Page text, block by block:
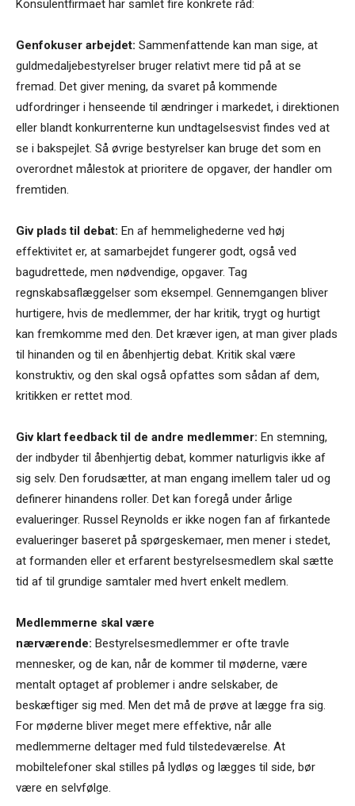
Konsulentfirmaet har samlet fire konkrete råd:
Genfokuser arbejdet: Sammenfattende kan man sige, at
guldmedaljebestyrelser bruger relativt mere tid på at se
fremad. Det giver mening, da svaret på kommende
udfordringer i henseende til ændringer i markedet, i direktionen
eller blandt konkurrenterne kun undtagelsesvist findes ved at
se i bakspejlet. Så øvrige bestyrelser kan bruge det som en
overordnet målestok at prioritere de opgaver, der handler om
fremtiden.
Giv plads til debat: En af hemmelighederne ved høj
effektivitet er, at samarbejdet fungerer godt, også ved
bagudrettede, men nødvendige, opgaver. Tag
regnskabsaflæggelser som eksempel. Gennemgangen bliver
hurtigere, hvis de medlemmer, der har kritik, trygt og hurtigt
kan fremkomme med den. Det kræver igen, at man giver plads
til hinanden og til en åbenhjertig debat. Kritik skal være
konstruktiv, og den skal også opfattes som sådan af dem,
kritikken er rettet mod.
Giv klart feedback til de andre medlemmer: En stemning,
der indbyder til åbenhjertig debat, kommer naturligvis ikke af
sig selv. Den forudsætter, at man engang imellem taler ud og
definerer hinandens roller. Det kan foregå under årlige
evalueringer. Russel Reynolds er ikke nogen fan af firkantede
evalueringer baseret på spørgeskemaer, men mener i stedet,
at formanden eller et erfarent bestyrelsesmedlem skal sætte
tid af til grundige samtaler med hvert enkelt medlem.
Medlemmerne skal være
nærværende: Bestyrelsesmedlemmer er ofte travle
mennesker, og de kan, når de kommer til møderne, være
mentalt optaget af problemer i andre selskaber, de
beskæftiger sig med. Men det må de prøve at lægge fra sig.
For møderne bliver meget mere effektive, når alle
medlemmerne deltager med fuld tilstedeværelse. At
mobiltelefoner skal stilles på lydløs og lægges til side, bør
være en selvfølge.